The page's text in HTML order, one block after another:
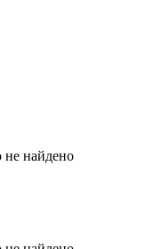
не найдено